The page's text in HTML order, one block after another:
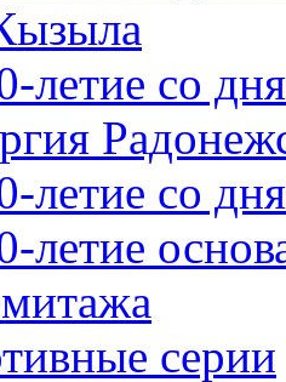
летие со
летие со
летие
серии